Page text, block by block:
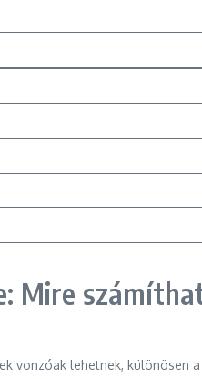
Mire
vonzóak lehetnek,